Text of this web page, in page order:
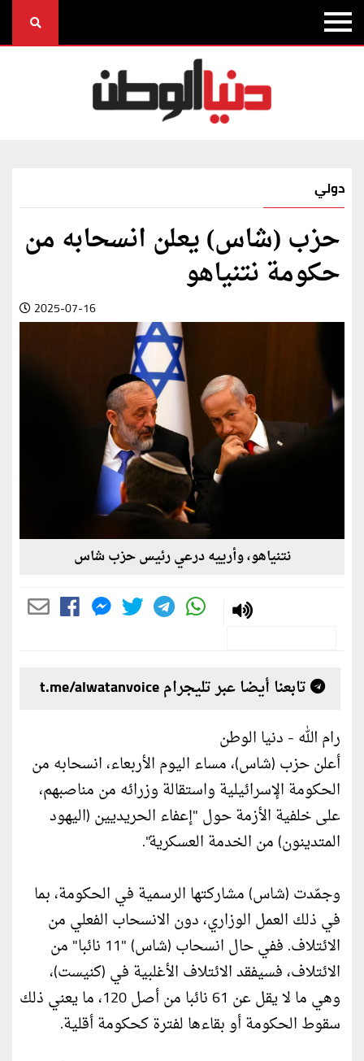
دولي
حزب (شاس) يعلن انسحابه من
حكومة نتنياهو
2025-07-16
نتنياهو، وأرييه درعي رئيس حزب شاس
تابعنا أيضا عبر تليجرام t.me/alwatanvoice
رام الله - دنيا الوطن
أعلن حزب (شاس)، مساء اليوم الأربعاء، انسحابه من
الحكومة الإسرائيلية واستقالة وزرائه من مناصبهم،
على خلفية الأزمة حول "إعفاء الحريديين (اليهود
المتدينون) من الخدمة العسكرية".
وجمّدت (شاس) مشاركتها الرسمية في الحكومة، بما
في ذلك العمل الوزاري، دون الانسحاب الفعلي من
الائتلاف. ففي حال انسحاب (شاس) "11 نائبا" من
الائتلاف، فسيفقد الائتلاف الأغلبية في (كنيست)،
وهي ما لا يقل عن 61 نائبا من أصل 120، ما يعني ذلك
سقوط الحكومة أو بقاءها لفترة كحكومة أقلية.